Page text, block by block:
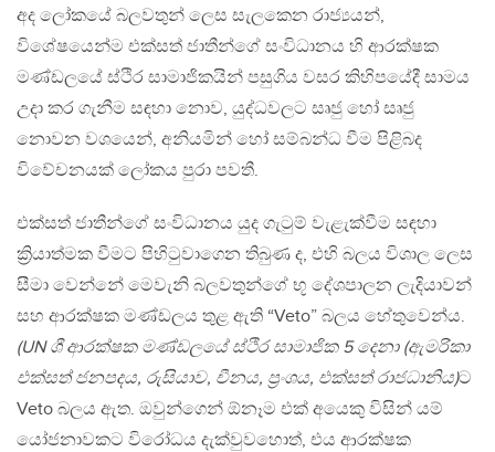
අද ලෝකයේ බලවතුන් ලෙස සැලකෙන රාජ්‍යයන්,
විශේෂයෙන්ම එක්සත් ජාතීන්ගේ සංවිධානය හි ආරක්ෂක
මණ්ඩලයේ ස්ථිර සාමාජිකයින් පසුගිය වසර කිහිපයේදී සාමය
උදා කර ගැනීම සඳහා නොව, යුද්ධවලට සෘජු හෝ සෘජු
නොවන වශයෙන්, අනියමින් හෝ සම්බන්ධ වීම පිළිබද
විවේචනයක් ලෝකය පුරා පවතී.
එක්සත් ජාතීන්ගේ සංවිධානය යුද ගැටුම් වැළැක්වීම සඳහා
ක්‍රියාත්මක වීමට පිහිටුවාගෙන තිබුණ ද, එහි බලය විශාල ලෙස
සීමා වෙන්නේ මෙවැනි බලවතුන්ගේ භූ දේශපාලන ලැදියාවන්
සහ ආරක්ෂක මණ්ඩලය තුළ ඇති “Veto” බලය හේතුවෙන්ය.
(UN ශී ආරක්ෂක මණ්ඩලයේ ස්ථිර සාමාජික 5 දෙනා (ඇමරිකා
එක්සත් ජනපදය, රුසියාව, චීනය, ප්‍රංශය, එක්සත් රාජධානිය)ට
Veto බලය ඇත. ඔවුන්ගෙන් ඕනෑම එක් අයෙකු විසින් යම්
යෝජනාවකට විරෝධය දැක්වුවහොත්, එය ආරක්ෂක